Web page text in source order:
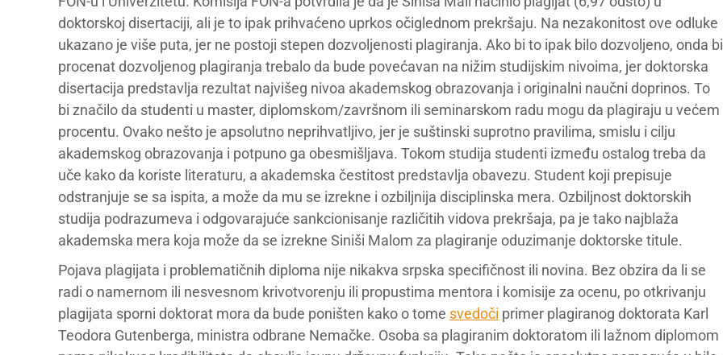
doktorskoj disertaciji, ali je to ipak prihvaćeno uprkos očiglednom prekršaju. Na nezakonitost ove odluke
ukazano je više puta, jer ne postoji stepen dozvoljenosti plagiranja. Ako bi to ipak bilo dozvoljeno, onda bi
procenat dozvoljenog plagiranja trebalo da bude povećavan na nižim studijskim nivoima, jer doktorska
disertacija predstavlja rezultat najvišeg nivoa akademskog obrazovanja i originalni naučni doprinos. To
bi značilo da studenti u master, diplomskom/završnom ili seminarskom radu mogu da plagiraju u većem
procentu. Ovako nešto je apsolutno neprihvatljivo, jer je suštinski suprotno pravilima, smislu i cilju
akademskog obrazovanja i potpuno ga obesmišljava. Tokom studija studenti između ostalog treba da
uče kako da koriste literaturu, a akademska čestitost predstavlja obavezu. Student koji prepisuje
odstranjuje se sa ispita, a može da mu se izrekne i ozbiljnija disciplinska mera. Ozbiljnost doktorskih
studija podrazumeva i odgovarajuće sankcionisanje različitih vidova prekršaja, pa je tako najblaža
akademska mera koja može da se izrekne Siniši Malom za plagiranje oduzimanje doktorske titule.
Pojava plagijata i problematičnih diploma nije nikakva srpska specifičnost ili novina. Bez obzira da li se
radi o namernom ili nesvesnom krivotvorenju ili propustima mentora i komisije za ocenu, po otkrivanju
plagijata sporni doktorat mora da bude poništen kako o tome svedoči primer plagiranog doktorata Karl
Teodora Gutenberga, ministra odbrane Nemačke. Osoba sa plagiranim doktoratom ili lažnom diplomom